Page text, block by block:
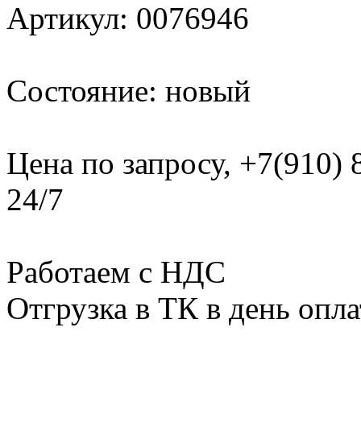
Артикул: 0076946
Состояние: новый
Цена по запросу, +7(910)
24/7
Работаем с НДС
Отгрузка в ТК в день